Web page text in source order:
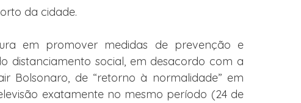
da cidade.
em promover medidas de prevenção e
distanciamento social, em desacordo com a
Bolsonaro, de “retorno à normalidade” em
exatamente no mesmo período (24 de